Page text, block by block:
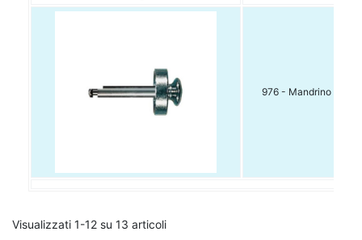
976 - Mandrino conf.
Visualizzati 1-12 su 13 articoli